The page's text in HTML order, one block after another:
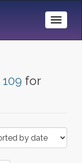
Toggle
109 for